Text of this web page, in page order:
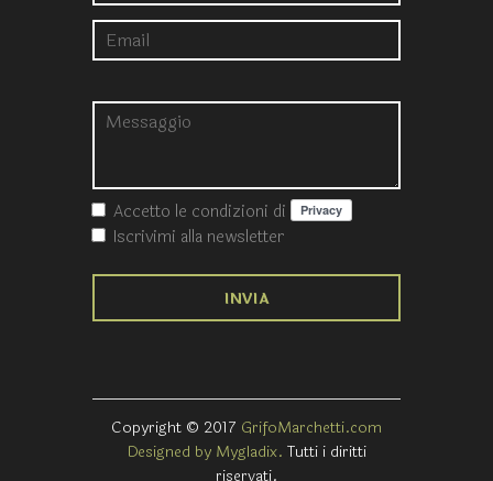
Accetto le condizioni di
Iscrivimi alla newsletter
Copyright © 2017 GrifoMarchetti.com
Designed by Mygladix. Tutti i diritti
riservati.